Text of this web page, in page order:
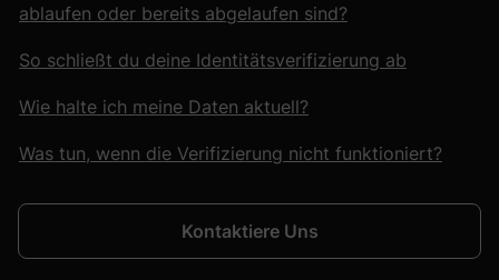
ablaufen oder bereits abgelaufen sind?
So schließt du deine Identitätsverifizierung ab
Wie halte ich meine Daten aktuell?
Was tun, wenn die Verifizierung nicht funktioniert?
Kontaktiere Uns